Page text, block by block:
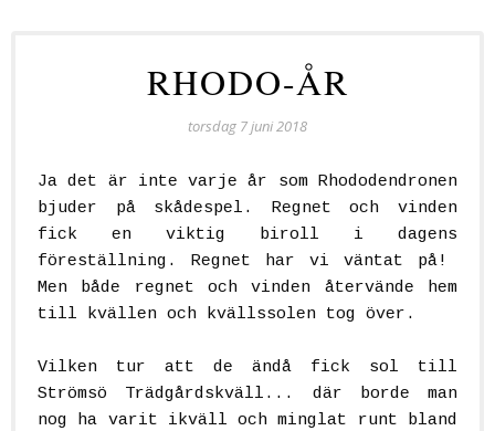
RHODO-ÅR
torsdag 7 juni 2018
Ja det är inte varje år som Rhododendronen
bjuder på skådespel. Regnet och vinden
fick en viktig biroll i dagens
föreställning. Regnet har vi väntat på!
Men både regnet och vinden återvände hem
till kvällen och kvällssolen tog över.
Vilken tur att de ändå fick sol till
Strömsö Trädgårdskväll... där borde man
nog ha varit ikväll och minglat runt bland